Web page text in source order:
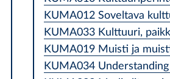
KUMA012 Soveltava
KUMA033 Kulttuuri,
KUMA019 Muisti ja
KUMA034